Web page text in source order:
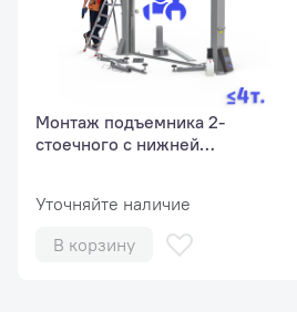
Электропроводка и
фитинги
Монтаж подъемника 2-
стоечного с нижней
Уточняйте наличие
В корзину